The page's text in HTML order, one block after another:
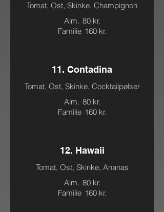
Tomat, Ost, Skinke, Champignon
Alm. 80 kr.
Familie 160 kr.
11. Contadina
Tomat, Ost, Skinke, Cocktailpølser
Alm. 80 kr.
Familie 160 kr.
12. Hawaii
Tomat, Ost, Skinke, Ananas
Alm. 80 kr.
Familie 160 kr.